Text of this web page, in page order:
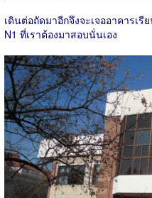
เดินต่อถัดมาอีกจึงจะเจออาคารเ
N1 ที่เราต้องมาสอบนั่นเอง